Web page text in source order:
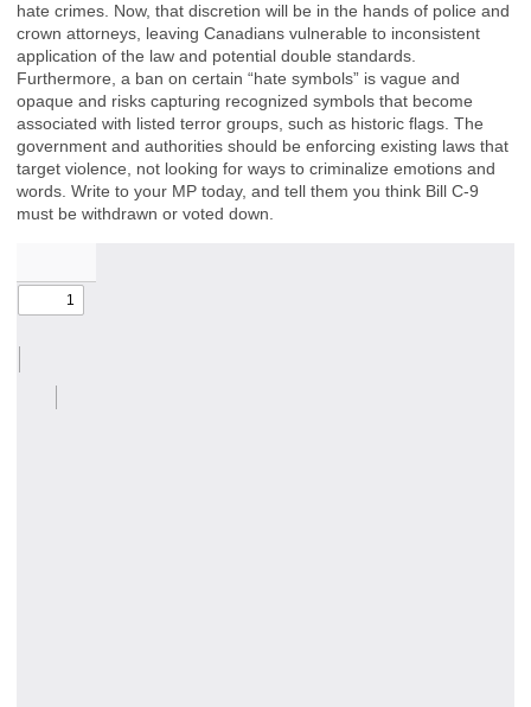
hate crimes. Now, that discretion will be in the hands of police and
crown attorneys, leaving Canadians vulnerable to inconsistent
application of the law and potential double standards.
Furthermore, a ban on certain “hate symbols” is vague and
opaque and risks capturing recognized symbols that become
associated with listed terror groups, such as historic flags. The
government and authorities should be enforcing existing laws that
target violence, not looking for ways to criminalize emotions and
words. Write to your MP today, and tell them you think Bill C-9
must be withdrawn or voted down.